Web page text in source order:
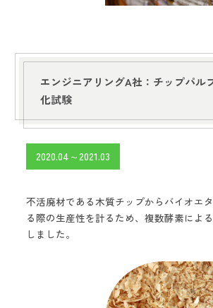
エンジニアリングA社：チップパル
化試験
2020.04～2021.03
不活廃材である木質チップからバイオエ
る際の生産性を計るため、複数酵素によ
しました。